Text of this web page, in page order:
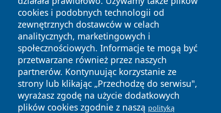
cookies i podobnych technologii od
zewnętrznych dostawców w celach
analitycznych, marketingowych i
społecznościowych. Informacje te mogą być
przetwarzane również przez naszych
partnerów. Kontynuując korzystanie ze
strony lub klikając „Przechodzę do serwisu",
wyrażasz zgodę na użycie dodatkowych
plików cookies zgodnie z naszą polityką
Copyright © 2026 radomski24.pl Wszystkie prawa
zastrzeżone.
News Autorzy
Polityka
Prywatności
Polityka
Cookies